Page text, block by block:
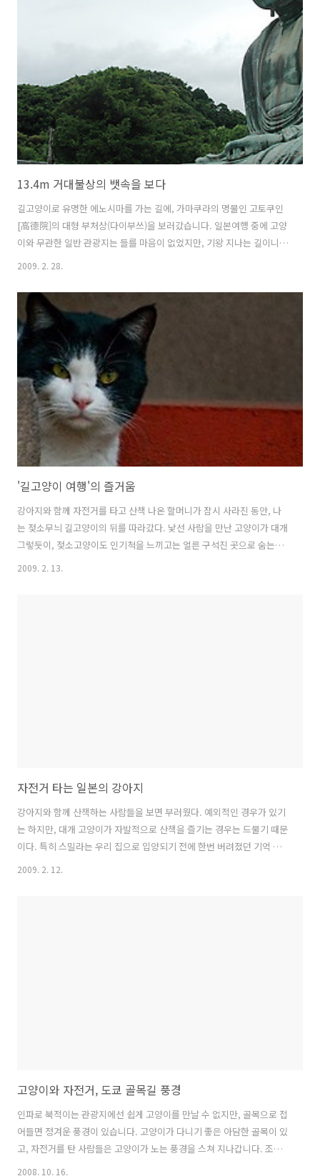
오의 대표 캐릭터인 헬로키티를 비롯해 시나모롤, 뱃지마루, 폼폼퓨린 등
귀여운 캐릭터가 가득하답니다. 식당의 중앙홀에 설치된 재미난 캐릭터
인형을 보고 있으면, 금세 식당 내부가 뚝딱뚝딱 움직이면서 뭔가 재미난
일이 일어날 것 같아요. 자 그럼 함께 구경해 볼까요? 푸드코트의 중앙홀
에는 로봇 요..
13.4m 거대불상의 뱃속을 보다
길고양이로 유명한 에노시마를 가는 길에, 가마쿠라의 명물인 고토쿠인
[高德院]의 대형 부처상(다이부쓰)을 보러갔습니다. 일본여행 중에 고양
이와 무관한 일반 관광지는 들를 마음이 없었지만, 기왕 지나는 길이니까
다이부쓰는 한번쯤 보고 싶었습니다. 도쿄를 중심으로 여행하면서 이곳
시마 프리패스'를 구입해서 하루종일 이용했는데, 이 지역을 운행하는 전
차 '에노덴' 노선에서는 자유롭게 내렸다 탔다 할 수 있거든요. 다이부쓰
는 높이 13.4미터, 무게만 121톤에 달하는 청동불상입니다. 일본에서 두
번째로 큰 불상이라네요. 사진으로는 크기를 체감할 수 없지만, 입장료
20엔을 내면 불상의 뱃속으로 들어가볼 수 있다고 해서, 한번 들어가보
았습니다. ..
2009. 2. 28.
'길고양이 여행'의 즐거움
강아지와 함께 자전거를 타고 산책 나온 할머니가 잠시 사라진 동안, 나
는 젖소무늬 길고양이의 뒤를 따라갔다. 낯선 사람을 만난 고양이가 대개
그렇듯이, 젖소고양이도 인기척을 느끼고는 얼른 구석진 곳으로 숨는다.
그때 내가 들고 있던 짐들은 15킬로그램쯤 되는 배낭 1개, 20인치 기내
2009. 2. 13.
자전거 타는 일본의 강아지
강아지와 함께 산책하는 사람들을 보면 부러웠다. 예외적인 경우가 있기
는 하지만, 대개 고양이가 자발적으로 산책을 즐기는 경우는 드물기 때문
이다. 특히 스밀라는 우리 집으로 입양되기 전에 한번 버려졌던 기억 때
문인지, 밖에 나가는 걸 극도로 무서워한다. 얌전히 품에 안겨 있다가도,
2009. 2. 12.
고양이와 자전거, 도쿄 골목길 풍경
인파로 북적이는 관광지에선 쉽게 고양이를 만날 수 없지만, 골목으로 접
어들면 정겨운 풍경이 있습니다. 고양이가 다니기 좋은 아담한 골목이 있
고, 자전거를 탄 사람들은 고양이가 노는 풍경을 스쳐 지나갑니다. 조금
은 무심한 듯, 그러나 아주 무관심하지는 않게. 가끔 주차된(?) 자전거 앞
2008. 10. 16.